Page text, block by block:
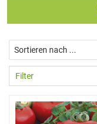
Sortieren nach ...
Filter